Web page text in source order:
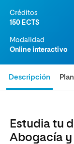
Créditos
150 ECTS
Modalidad
Online interactivo
Descripción
Estudia tu
Abogacía y